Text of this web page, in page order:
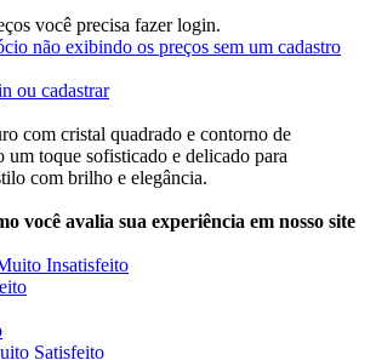
você precisa fazer login.
não exibindo os preços sem um cadastro
ou cadastrar
com cristal quadrado e contorno de
um toque sofisticado e delicado para
com brilho e elegância.
você avalia sua experiência em nosso site
Insatisfeito
Satisfeito